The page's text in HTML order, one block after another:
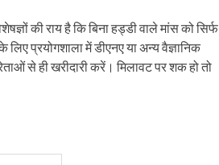
की राय है कि बिना हड्डी वाले मांस को सिर्फ
प्रयोगशाला में डीएनए या अन्य वैज्ञानिक
से ही खरीदारी करें। मिलावट पर शक हो तो